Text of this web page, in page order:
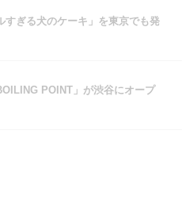
すぎる犬のケーキ」を東京でも発
POINT」が渋谷にオープ